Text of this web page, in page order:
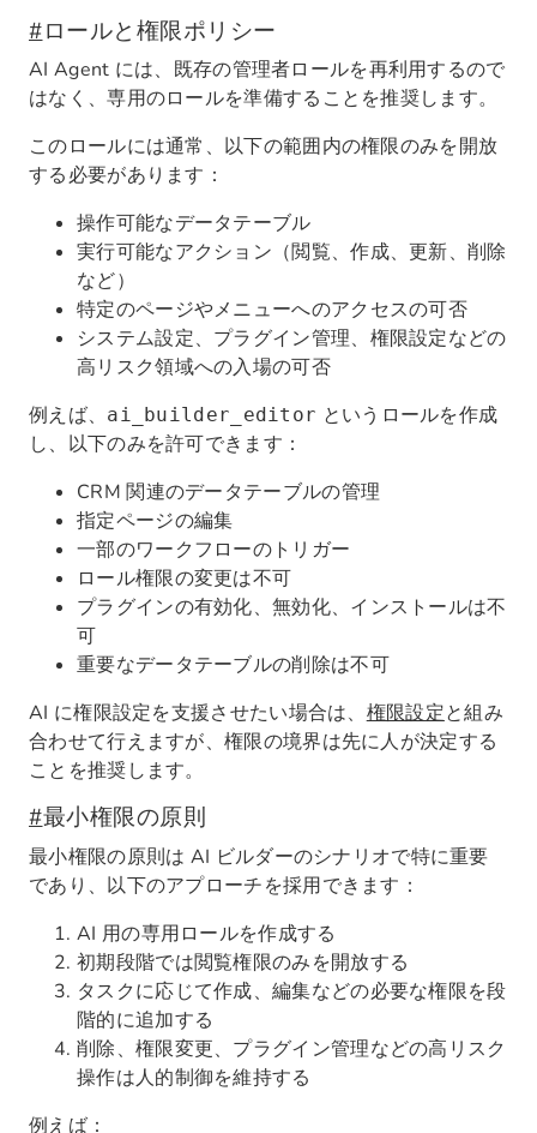
#ロールと権限ポリシー
AI Agent には、既存の管理者ロールを再利用するので
はなく、専用のロールを準備することを推奨します。
このロールには通常、以下の範囲内の権限のみを開放
する必要があります：
操作可能なデータテーブル
実行可能なアクション（閲覧、作成、更新、削除
など）
特定のページやメニューへのアクセスの可否
システム設定、プラグイン管理、権限設定などの
高リスク領域への入場の可否
例えば、
ai_builder_editor というロールを作成
し、以下のみを許可できます：
CRM 関連のデータテーブルの管理
指定ページの編集
一部のワークフローのトリガー
ロール権限の変更は不可
プラグインの有効化、無効化、インストールは不
可
重要なデータテーブルの削除は不可
AI に権限設定を支援させたい場合は、権限設定と組み
合わせて行えますが、権限の境界は先に人が決定する
ことを推奨します。
#最小権限の原則
最小権限の原則は AI ビルダーのシナリオで特に重要
であり、以下のアプローチを採用できます：
AI 用の専用ロールを作成する
初期段階では閲覧権限のみを開放する
タスクに応じて作成、編集などの必要な権限を段
階的に追加する
削除、権限変更、プラグイン管理などの高リスク
操作は人的制御を維持する
例えば：